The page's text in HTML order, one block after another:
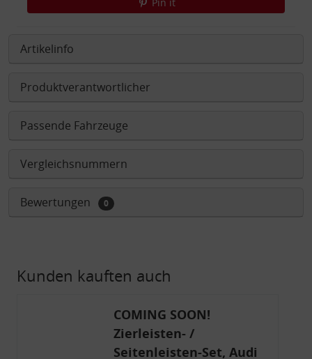
Artikelinfo
Produktverantwortlicher
Passende Fahrzeuge
Vergleichsnummern
Bewertungen 0
Kunden kauften auch
COMING SOON!
Zierleisten- /
Seitenleisten-Set, Audi